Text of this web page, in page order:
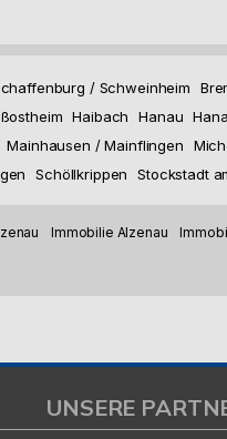
/ Schweinheim
Haibach Hanau
Mainhausen / Mainflingen
Schöllkrippen Stockstadt
Immobilie Alzenau
UNSERE